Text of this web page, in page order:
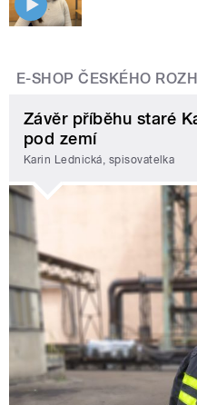
E-SHOP ČESKÉHO
Závěr příběhu staré
pod zemí
Karin Lednická, spisovatelka